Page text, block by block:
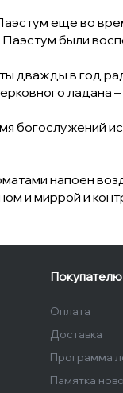
еще во
были
дважды в год
ладана
богослужений
напоен
и миррой и
Покупателю
Оплата
Доставка
Программа
Памятка